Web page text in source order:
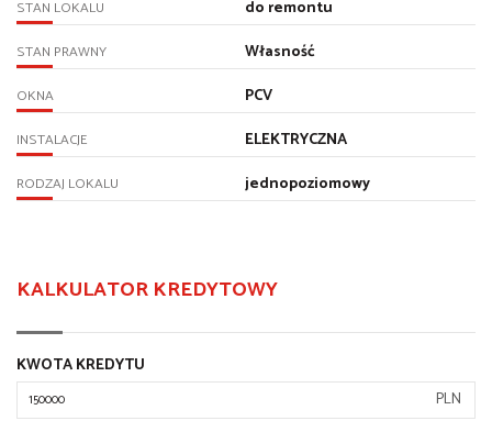
STAN LOKALU do remontu
STAN PRAWNY Własność
OKNA PCV
INSTALACJE ELEKTRYCZNA
RODZAJ LOKALU jednopoziomowy
KALKULATOR KREDYTOWY
KWOTA KREDYTU
PLN